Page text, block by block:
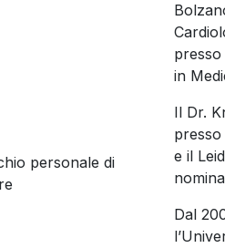
personale di
presso
in
Il Dr.
e il
Dal